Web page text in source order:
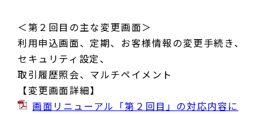
＜第２回目の主な変更画面＞
利用申込画面、定期、お客様情報の変更手続き、
セキュリティ設定、
取引履歴照会、マルチペイメント
【変更画面詳細】
画面リニューアル「第２回目」の対応内容に